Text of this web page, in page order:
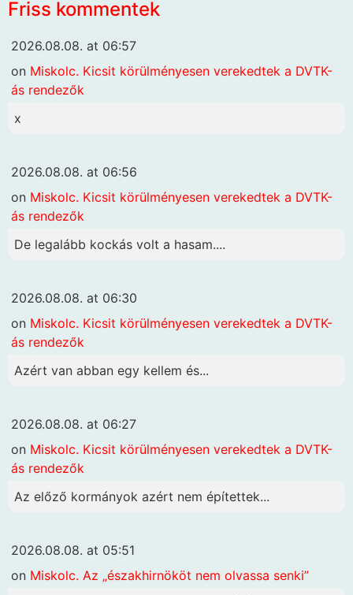
Friss kommentek
2026.08.08. at 06:57
on Miskolc. Kicsit körülményesen verekedtek a DVTK-
ás rendezők
x
2026.08.08. at 06:56
on Miskolc. Kicsit körülményesen verekedtek a DVTK-
ás rendezők
De legalább kockás volt a hasam....
2026.08.08. at 06:30
on Miskolc. Kicsit körülményesen verekedtek a DVTK-
ás rendezők
Azért van abban egy kellem és...
2026.08.08. at 06:27
on Miskolc. Kicsit körülményesen verekedtek a DVTK-
ás rendezők
Az előző kormányok azért nem építettek...
2026.08.08. at 05:51
on Miskolc. Az „északhirnököt nem olvassa senki”